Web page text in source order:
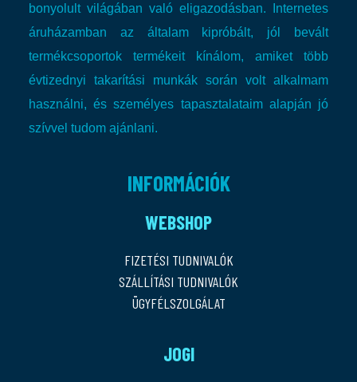
bonyolult világában való eligazodásban.
Internetes
áruházamban az általam kipróbált, jól bevált
termékcsoportok termékeit kínálom, amiket több
évtizednyi takarítási munkák során volt alkalmam
használni, és személyes tapasztalataim alapján jó
szívvel tudom ajánlani.
INFORMÁCIÓK
WEBSHOP
FIZETÉSI TUDNIVALÓK
SZÁLLÍTÁSI TUDNIVALÓK
ÜGYFÉLSZOLGÁLAT
JOGI